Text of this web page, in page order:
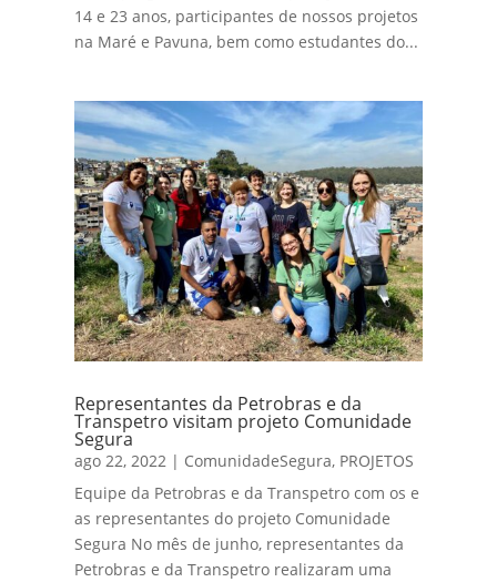
14 e 23 anos, participantes de nossos projetos
na Maré e Pavuna, bem como estudantes do...
Representantes da Petrobras e da
Transpetro visitam projeto Comunidade
Segura
ago 22, 2022 | ComunidadeSegura, PROJETOS
Equipe da Petrobras e da Transpetro com os e
as representantes do projeto Comunidade
Segura No mês de junho, representantes da
Petrobras e da Transpetro realizaram uma